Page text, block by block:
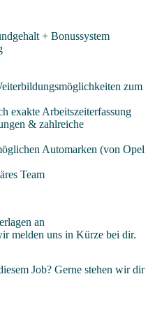
+ Bonussystem
zum
exakte Arbeitszeiterfassung
& zahlreiche
Automarken (von Opel
Team
an
melden uns in Kürze bei dir.
Job? Gerne stehen wir dir